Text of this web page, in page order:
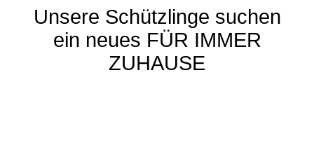
Unsere Schützlinge suchen
ein neues FÜR IMMER
ZUHAUSE